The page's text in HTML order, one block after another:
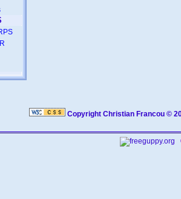
Copyright Christian Francou ©